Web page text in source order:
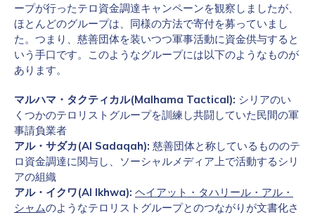
ープが行ったテロ資金調達キャンペーンを観察しましたが、
ほとんどのグループは、同様の方法で寄付を募っていまし
た。つまり、慈善団体を装いつつ軍事活動に資金供与すると
いう手口です。このようなグループには以下のようなものが
あります。
マルハマ・タクティカル(Malhama Tactical): シリアのい
くつかのテロリストグループを訓練し共闘していた民間の軍
事請負業者
アル・サダカ(Al Sadaqah): 慈善団体と称しているもののテ
ロ資金調達に関与し、ソーシャルメディア上で活動するシリ
アの組織
アル・イクワ(Al Ikhwa): ヘイアット・タハリール・アル・
シャムのようなテロリストグループとのつながりが文書化さ